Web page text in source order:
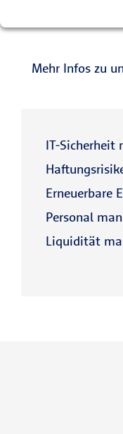
Mehr Infos zu
IT-Sicherheit
Erneuerbare
Personal
Liquidität